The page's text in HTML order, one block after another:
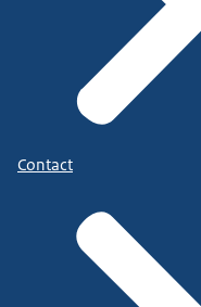
Contact